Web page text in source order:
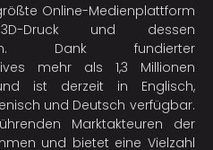
Online-Medienplattform
und dessen
Dank fundierter
mehr als 1,3 Millionen
ist derzeit in Englisch,
und Deutsch verfügbar.
Marktakteuren der
und bietet eine Vielzahl